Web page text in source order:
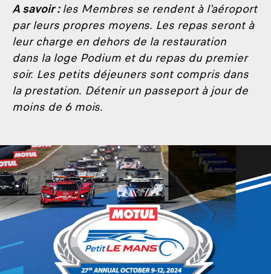
A savoir :les Membres se rendent à l'aéroport
par leurs propres moyens. Les repas seront à
leur charge en dehors de la restauration
dans la loge Podium et du repas du premier
soir. Les petits déjeuners sont compris dans
la prestation. Détenir un passeport à jour de
moins de 6 mois.